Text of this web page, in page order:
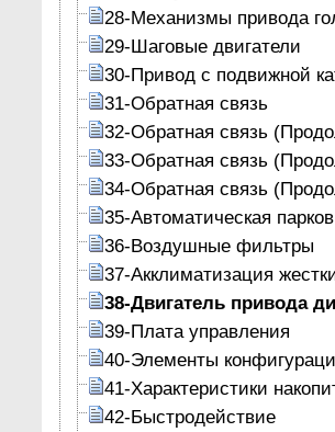
28-Механизмы привода
29-Шаговые двигатели
30-Привод с подвижной
31-Обратная связь
32-Обратная связь
33-Обратная связь
34-Обратная связь
35-Автоматическая
36-Воздушные фильтры
37-Акклиматизация
38-Двигатель привода
39-Плата управления
40-Элементы
41-Характеристики
42-Быстродействие